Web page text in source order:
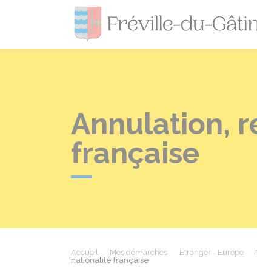
Annulation,
française
Accueil Mes démarches Étranger - Europe
nationalité française